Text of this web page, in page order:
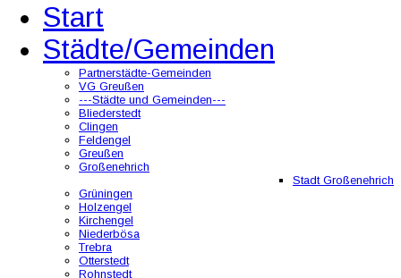
Start
Städte/Gemeinden
Partnerstädte-Gemeinden
VG Greußen
---Städte und Gemeinden---
Bliederstedt
Clingen
Feldengel
Greußen
Großenehrich
Stadt Großenehrich
Grüningen
Holzengel
Kirchengel
Niederbösa
Trebra
Otterstedt
Rohnstedt